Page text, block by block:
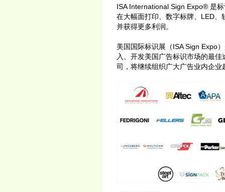
ISA International Sign Expo® 是
在大幅面打印、数字标牌、LED
并获得更多利润。
美国国际标识展（ISA Sign Expo
入、开发美国广告标识市场的最
司，将继续组织广大广告业内企